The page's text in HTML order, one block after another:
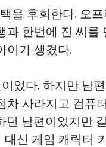
을 후회한다. 오
한번에 진 씨를
이가 생겼다.
었다. 하지만 남
차 사라지고 컴퓨
던 남편이었지만
신 게임 캐릭터